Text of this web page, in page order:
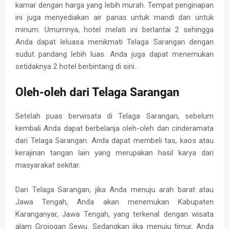
kamar dengan harga yang lebih murah. Tempat penginapan
ini juga menyediakan air panas untuk mandi dan untuk
minum. Umumnya, hotel melati ini berlantai 2 sehingga
Anda dapat leluasa menikmati Telaga Sarangan dengan
sudut pandang lebih luas. Anda juga dapat menemukan
setidaknya 2 hotel berbintang di sini.
Oleh-oleh dari Telaga Sarangan
Setelah puas berwisata di Telaga Sarangan, sebelum
kembali Anda dapat berbelanja oleh-oleh dan cinderamata
dari Telaga Sarangan. Anda dapat membeli tas, kaos atau
kerajinan tangan lain yang merupakan hasil karya dari
masyarakat sekitar.
Dari Telaga Sarangan, jika Anda menuju arah barat atau
Jawa Tengah, Anda akan menemukan Kabupaten
Karanganyar, Jawa Tengah, yang terkenal dengan wisata
alam Grojogan Sewu. Sedangkan jika menuju timur, Anda